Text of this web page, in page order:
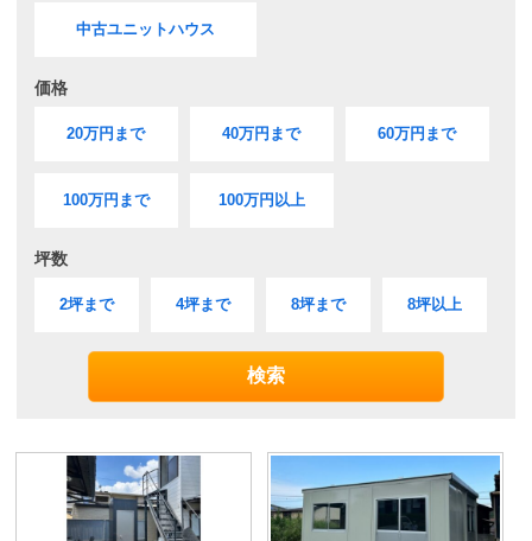
中古ユニットハウス
価格
20万円まで 40万円まで 60万円まで
100万円まで 100万円以上
坪数
2坪まで 4坪まで 8坪まで 8坪以上